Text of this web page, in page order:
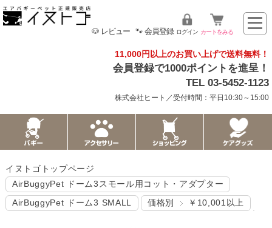
11,000円以上のお買い上げで送料無料！
会員登録で1000ポイントを進呈！
TEL 03-5452-1123
株式会社ヒート／受付時間：平日10:30～15:00
🐶 レビュー 🐾 会員登録 ログイン カートをみる
イヌトゴトップページ
AirBuggyPet ドーム3スモール用コット・アダプター
AirBuggyPet ドーム3 SMALL 価格別 ￥10,001以上